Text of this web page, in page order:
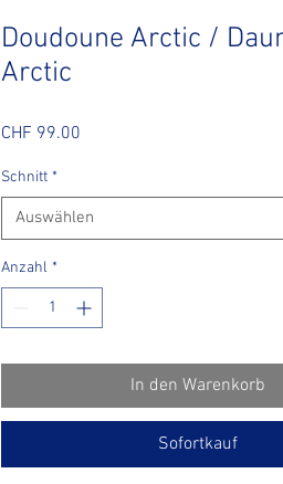
Doudoune Arctic /
Arctic
CHF 99.00
Schnitt *
Auswählen
Anzahl *
In den Warenkorb
Sofortkauf